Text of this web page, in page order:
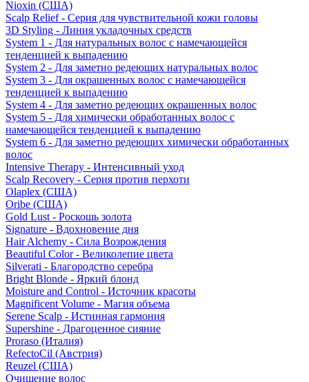
Nioxin (США)
Scalp Relief - Серия для чувствительной кожи головы
3D Styling - Линия укладочных средств
System 1 - Для натуральных волос с намечающейся
тенденцией к выпадению
System 2 - Для заметно редеющих натуральных волос
System 3 - Для окрашенных волос с намечающейся
тенденцией к выпадению
System 4 - Для заметно редеющих окрашенных волос
System 5 - Для химически обработанных волос с
намечающейся тенденцией к выпадению
System 6 - Для заметно редеющих химически обработанных
волос
Intensive Therapy - Интенсивный уход
Scalp Recovery - Серия против перхоти
Olaplex (США)
Oribe (США)
Gold Lust - Роскошь золота
Signature - Вдохновение дня
Hair Alchemy - Сила Возрождения
Beautiful Color - Великолепие цвета
Silverati - Благородство серебра
Bright Blonde - Яркий блонд
Moisture and Control - Источник красоты
Magnificent Volume - Магия объема
Serene Scalp - Истинная гармония
Supershine - Драгоценное сияние
Proraso (Италия)
RefectoCil (Австрия)
Reuzel (США)
Очищение волос